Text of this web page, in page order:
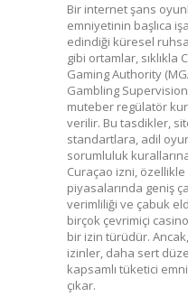
Bir internet şans
emniyetinin başlıca
edindiği küresel
gibi ortamlar, sıklıkla
Gaming Authority
Gambling
muteber regülatör
verilir. Bu tasdikler,
standartlara, adil
sorumluluk
Curaçao izni,
piyasalarında geniş
verimliliği ve çabuk
birçok çevrimiçi
bir izin türüdür.
izinler, daha sert
kapsamlı tüketici
çıkar.